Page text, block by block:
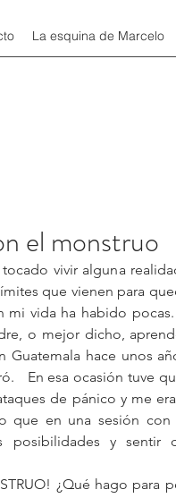
La esquina de Marcelo
el monstruo
vivir alguna
que vienen para
mi vida ha habido
o mejor dicho,
Guatemala hace unos
En esa ocasión tuve
de pánico y me
que en una sesión
posibilidades y sentir
¿Qué hago para